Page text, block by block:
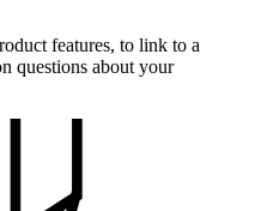
features, to link to a
questions about your